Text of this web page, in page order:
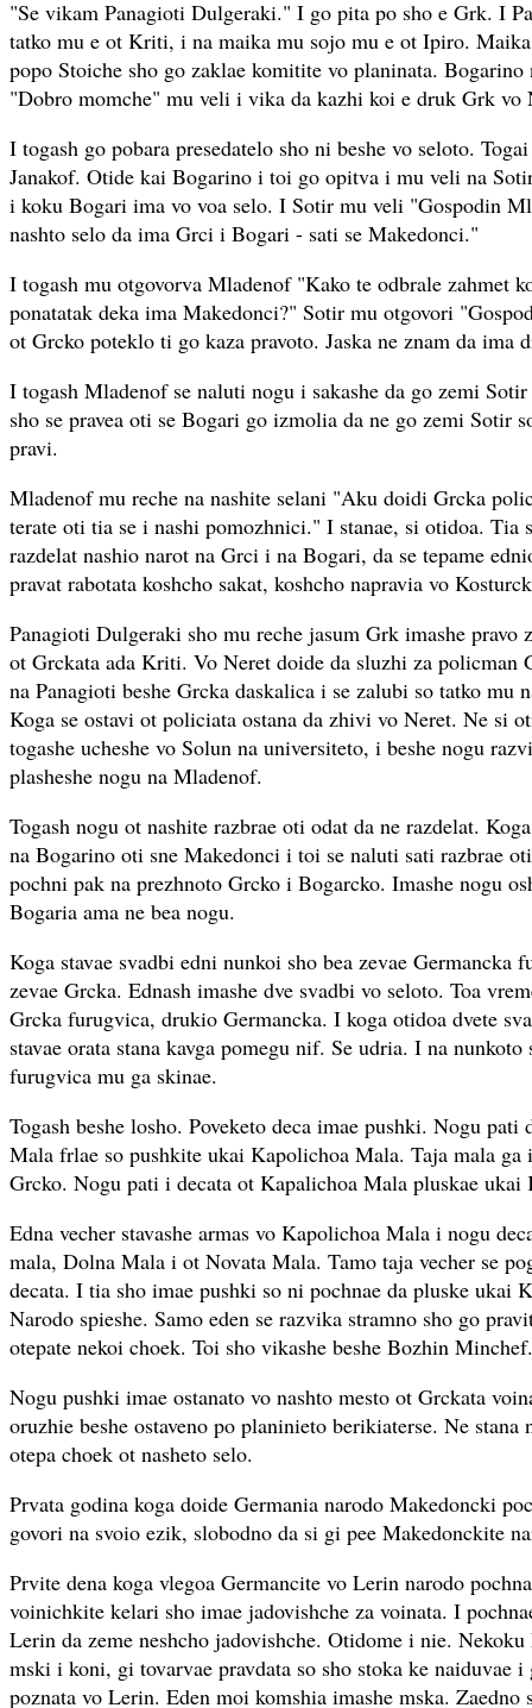
"Se vikam Panagioti Dulgeraki." I go pita po sho e Grk. I
tatko mu e ot Kriti, i na maika mu sojo mu e ot Ipiro. Maika
popo Stoiche sho go zaklae komitite vo planinata. Bogarino
"Dobro momche" mu veli i vika da kazhi koi e druk Grk vo
I togash go pobara presedatelo sho ni beshe vo seloto.
Janakof. Otide kai Bogarino i toi go opitva i mu veli na
i koku Bogari ima vo voa selo. I Sotir mu veli "Gospodin
nashto selo da ima Grci i Bogari - sati se Makedonci."
I togash mu otgovorva Mladenof "Kako te odbrale zahmet
ponatatak deka ima Makedonci?" Sotir mu otgovori
ot Grcko poteklo ti go kaza pravoto. Jaska ne znam da ima
I togash Mladenof se naluti nogu i sakashe da go zemi
sho se pravea oti se Bogari go izmolia da ne go zemi Sotir
pravi.
Mladenof mu reche na nashite selani "Aku doidi Grcka
terate oti tia se i nashi pomozhnici." I stanae, si otidoa. Tia
razdelat nashio narot na Grci i na Bogari, da se tepame
pravat rabotata koshcho sakat, koshcho napravia vo
Panagioti Dulgeraki sho mu reche jasum Grk imashe pravo
ot Grckata ada Kriti. Vo Neret doide da sluzhi za policman
na Panagioti beshe Grcka daskalica i se zalubi so tatko mu
Koga se ostavi ot policiata ostana da zhivi vo Neret. Ne si
togashe ucheshe vo Solun na universiteto, i beshe nogu
plasheshe nogu na Mladenof.
Togash nogu ot nashite razbrae oti odat da ne razdelat.
na Bogarino oti sne Makedonci i toi se naluti sati razbrae
pochni pak na prezhnoto Grcko i Bogarcko. Imashe nogu
Bogaria ama ne bea nogu.
Koga stavae svadbi edni nunkoi sho bea zevae Germancka
zevae Grcka. Ednash imashe dve svadbi vo seloto. Toa
Grcka furugvica, drukio Germancka. I koga otidoa dvete
stavae orata stana kavga pomegu nif. Se udria. I na nunkoto
furugvica mu ga skinae.
Togash beshe losho. Poveketo deca imae pushki. Nogu pati
Mala frlae so pushkite ukai Kapolichoa Mala. Taja mala ga
Grcko. Nogu pati i decata ot Kapalichoa Mala pluskae ukai
Edna vecher stavashe armas vo Kapolichoa Mala i nogu
mala, Dolna Mala i ot Novata Mala. Tamo taja vecher se
decata. I tia sho imae pushki so ni pochnae da pluske ukai
Narodo spieshe. Samo eden se razvika stramno sho go
otepate nekoi choek. Toi sho vikashe beshe Bozhin Minchef.
Nogu pushki imae ostanato vo nashto mesto ot Grckata
oruzhie beshe ostaveno po planinieto berikiaterse. Ne stana
otepa choek ot nasheto selo.
Prvata godina koga doide Germania narodo Makedoncki
govori na svoio ezik, slobodno da si gi pee Makedonckite
Prvite dena koga vlegoa Germancite vo Lerin narodo
voinichkite kelari sho imae jadovishche za voinata. I
Lerin da zeme neshcho jadovishche. Otidome i nie.
mski i koni, gi tovarvae pravdata so sho stoka ke naiduvae i
poznata vo Lerin. Eden moi komshia imashe mska. Zaedno